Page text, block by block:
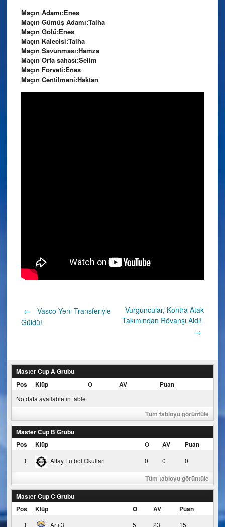
Maçın Adamı:Enes
Maçın Gümüş Adamı:Talha
Maçın Golü:Enes
Maçın Kalecisi:Talha
Maçın Savunması:Hamza
Maçın Orta sahası:Selim
Maçın Forveti:Enes
Maçın Centilmeni:Haktan
Post
←
Vasco Yeni Transferiyle
Güldü!
Vurguncular, Kontra Atak
Takımından Rövanşı Aldı!
→
Master Cup A Grubu
Pos
Klüp O AV Puan
No data available in table
Tüm tabloyu görüntüle
Master Cup B Grubu
Pos
Klüp O AV Puan
1 Altay Futbol Okulları 0 0 0
Tüm tabloyu görüntüle
Master Cup C Grubu
Pos
Klüp O AV Puan
1 Artı 3 5 23 15